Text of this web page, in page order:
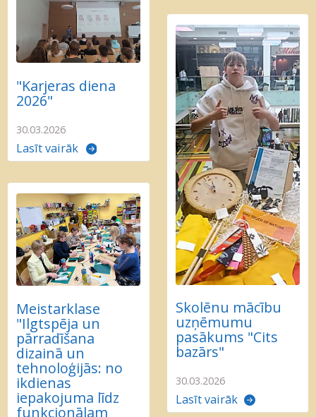
"Karjeras diena
2026"
30.03.2026
Lasīt vairāk
Skolēnu mācību
uzņēmumu
pasākums "Cits
bazārs"
30.03.2026
Lasīt vairāk
Meistarklase
"Ilgtspēja un
pārradīšana
dizainā un
tehnoloģijās: no
ikdienas
iepakojuma līdz
funkcionālam